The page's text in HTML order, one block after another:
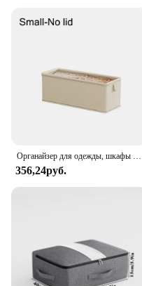
Органайзер для одежды, шкафы для хранения брюк, свитеров, органайзер с ящиками, органайзер для джинсов со стандартным шкафом, органайзеры для хранения
356,24руб.